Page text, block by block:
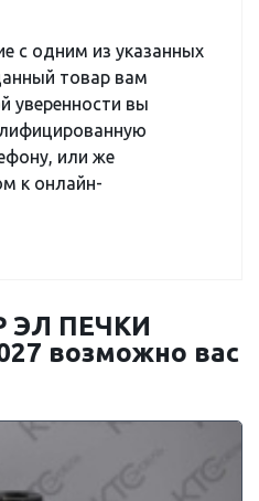
с одним из указанных
товар вам
уверенности вы
или же
к онлайн-
ЭЛ ПЕЧКИ
возможно вас